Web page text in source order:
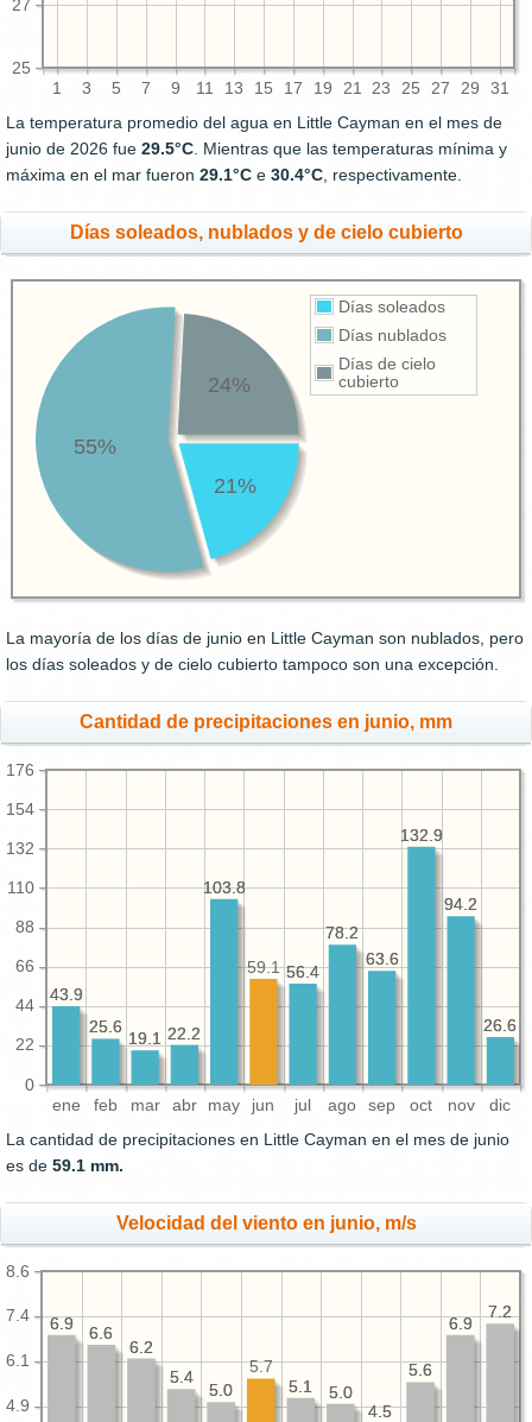
1 3 5 7 9 11 13 15 17 19 21 23 25 27 29 31
25
27
La temperatura promedio del agua en Little Cayman en el mes de
junio de 2026 fue 29.5°C . Mientras que las temperaturas mínima y
máxima en el mar fueron 29.1°C e 30.4°C , respectivamente.
Días soleados, nublados y de cielo cubierto
Días soleados
Días nublados
Días de cielo
cubierto
21%
55%
24%
La mayoría de los días de junio en Little Cayman son nublados, pero
los días soleados y de cielo cubierto tampoco son una excepción.
Cantidad de precipitaciones en junio, mm
ene feb mar abr may jun jul ago sep oct nov dic
0
22
44
66
88
110
132
154
176
26.6
94.2
132.9
63.6
78.2
56.4
103.8
22.2
19.1
25.6
43.9
26.6
94.2
132.9
63.6
78.2
56.4
59.1
103.8
22.2
19.1
25.6
43.9
La cantidad de precipitaciones en Little Cayman en el mes de junio
es de 59.1 mm.
Velocidad del viento en junio, m/s
4.9
6.1
7.4
8.6
7.2
6.9
5.6
4.5
5.0
5.1
5.0
5.4
6.2
6.6
6.9
7.2
6.9
5.6
4.5
5.0
5.1
5.7
5.0
5.4
6.2
6.6
6.9